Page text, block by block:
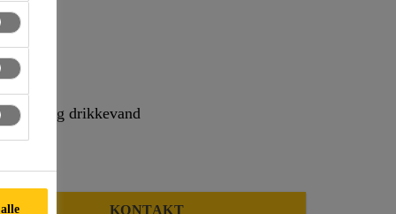
af den oprindelige fugebredde. Sikasil®
kan ikke overmales.
mad og drikkevand
KONTAKT